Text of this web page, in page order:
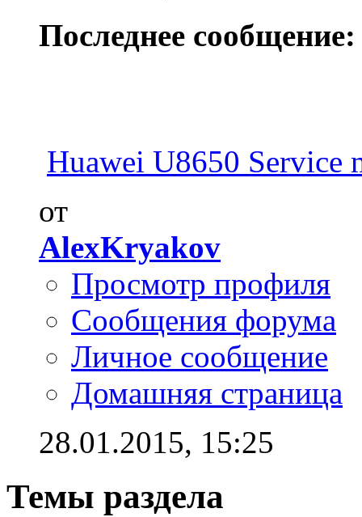
Последнее сообщение:
Huawei U8650 Service
от
AlexKryakov
Просмотр профиля
Сообщения форума
Личное сообщение
Домашняя страница
28.01.2015, 15:25
Темы раздела